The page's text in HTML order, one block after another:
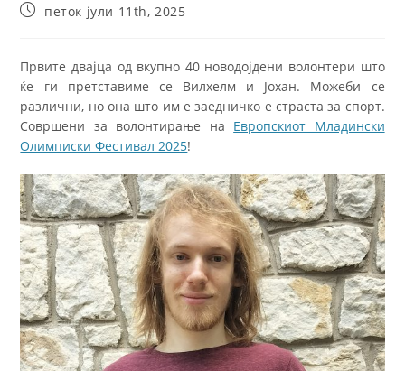
петок јули 11th, 2025
Првите двајца од вкупно 40 новодојдени волонтери што
ќе ги претставиме се Вилхелм и Јохан. Можеби се
различни, но она што им е заедничко е страста за спорт.
Совршени за волонтирање на Европскиот Младински
Олимписки Фестивал 2025!